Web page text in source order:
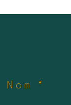
Nom *